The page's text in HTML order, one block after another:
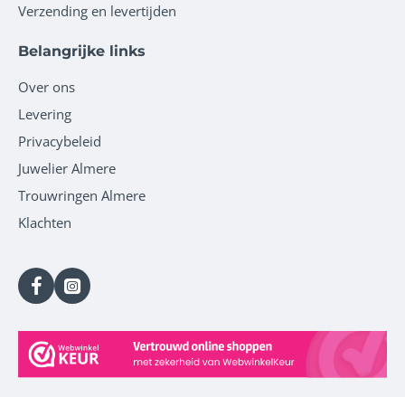
Verzending en levertijden
Belangrijke links
Over ons
Levering
Privacybeleid
Juwelier Almere
Trouwringen Almere
Klachten